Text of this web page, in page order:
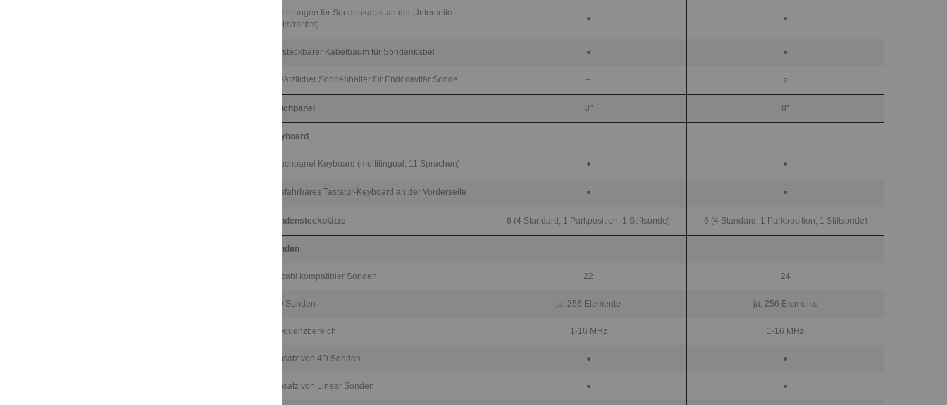
Halterungen für Sondenkabel an der Unterseite
(links/rechts)
● ●
aufsteckbarer Kabelbaum für Sondenkabel ● ●
zusätzlicher Sondenhalter für Endocavitär Sonde -- ○
Touchpanel 8" 8"
Keyboard
Touchpanel Keyboard (multilingual; 11 Sprachen) ● ●
ausfahrbares Tastatur-Keyboard an der Vorderseite ● ●
Sondensteckplätze 6 (4 Standard, 1 Parkposition, 1 Stiftsonde) 6 (4 Standard, 1 Parkposition, 1 Stiftsonde)
Sonden
Anzahl kompatibler Sonden 22 24
HD Sonden ja, 256 Elemente ja, 256 Elemente
Frequenzbereich 1-16 MHz 1-16 MHz
Einsatz von 4D Sonden ● ●
Einsatz von Linear Sonden ● ●